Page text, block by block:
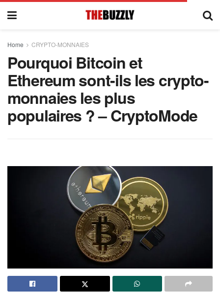
Home CRYPTO-MONNAIES
Pourquoi Bitcoin et
Ethereum sont-ils les crypto-
monnaies les plus
populaires ? – CryptoMode